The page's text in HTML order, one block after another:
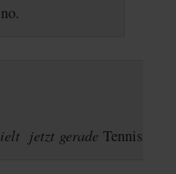
jetzt gerade Tennis.